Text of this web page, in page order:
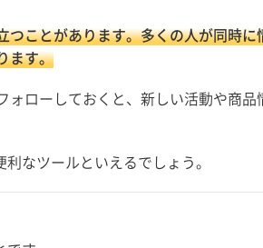
ことがあります。多くの人が同時に
ます。
ォローしておくと、新しい活動や商品
なツールといえるでしょう。